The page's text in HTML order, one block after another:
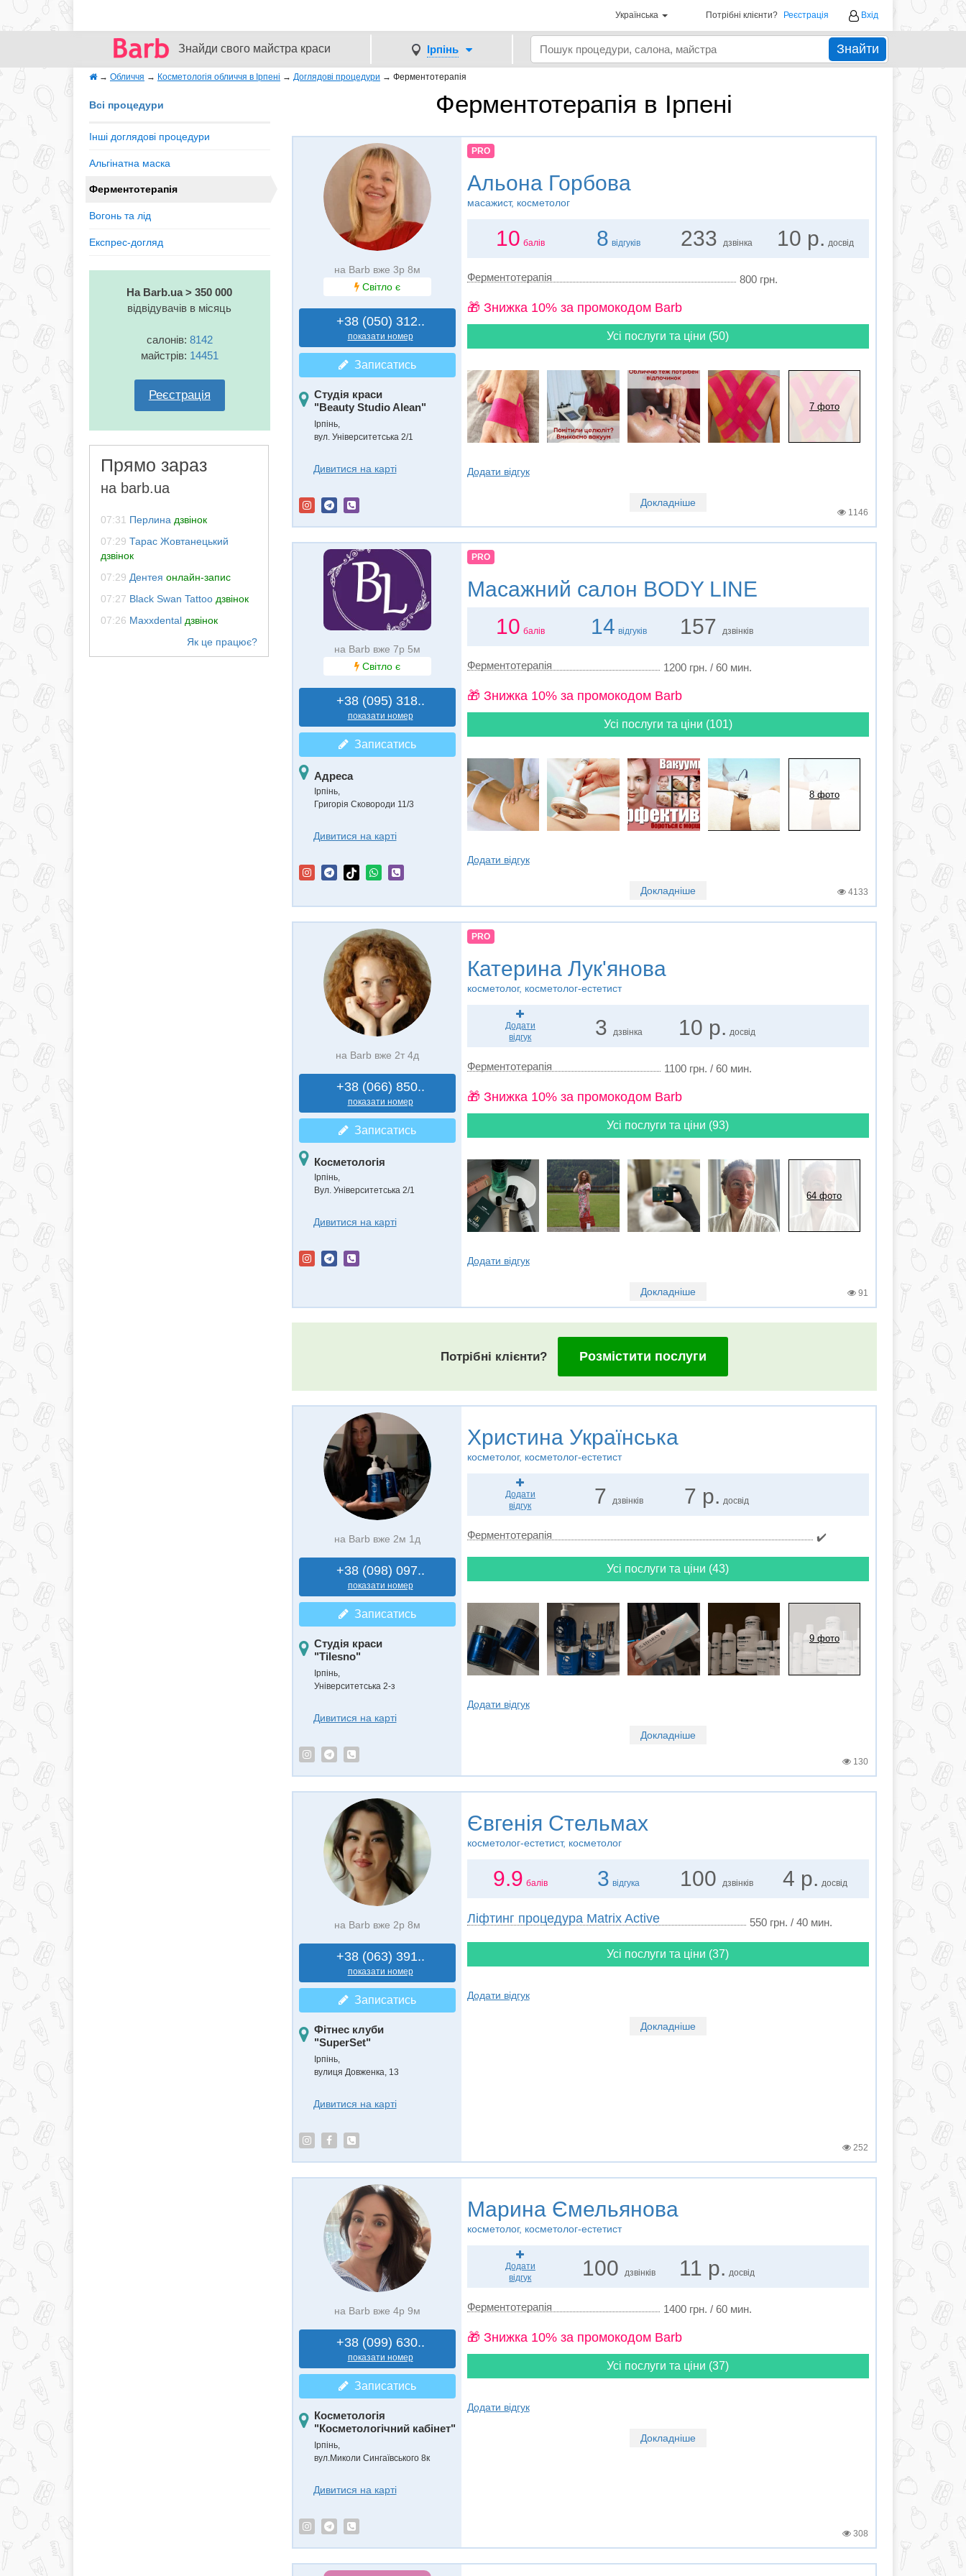
Українська Потрібні клієнти? Реєстрація Вхід
Знайди свого майстра краси Ірпінь Знайти
→ Обличчя → Косметологія обличчя в Ірпені → Доглядові процедури → Ферментотерапія
Ферментотерапія в Ірпені
Всі процедури
Інші доглядові процедури
Альгінатна маска
Ферментотерапія
Вогонь та лід
Експрес-догляд
На Barb.ua > 350 000
відвідувачів в місяць
салонів: 8142
майстрів: 14451
Реєстрація
Прямо зараз
на barb.ua
07:31 Перлина дзвінок
07:29 Тарас Жовтанецький
дзвінок
07:29 Дентея онлайн-запис
07:27 Black Swan Tattoo дзвінок
07:26 Maxxdental дзвінок
на Barb вже 3р 8м
Світло є
+38 (050) 312..
показати номер
Записатись
Студія краси
"Beauty Studio Alean"
Ірпінь,
вул. Університетська 2/1
Дивитися на карті
PRO
Альона Горбова
масажист, косметолог
10 балів 8 відгуків 233 дзвінка 10 р. досвід
Ферментотерапія 800 грн.
🎁 Знижка 10% за промокодом Barb
Усі послуги та ціни (50)
7 фото
Додати відгук
Докладніше
1146
на Barb вже 7р 5м
Світло є
+38 (095) 318..
показати номер
Записатись
Адреса
Ірпінь,
Григорія Сковороди 11/3
Дивитися на карті
PRO
Масажний салон BODY LINE
10 балів 14 відгуків 157 дзвінків
Ферментотерапія 1200 грн. / 60 мин.
🎁 Знижка 10% за промокодом Barb
Усі послуги та ціни (101)
8 фото
Додати відгук
Докладніше 4133
на Barb вже 2т 4д
+38 (066) 850..
показати номер
Записатись
Косметологія
Ірпінь,
Вул. Університетська 2/1
Дивитися на карті
PRO
Катерина Лук'янова
косметолог, косметолог-естетист
Додати
відгук
3 дзвінка 10 р. досвід
Ферментотерапія 1100 грн. / 60 мин.
🎁 Знижка 10% за промокодом Barb
Усі послуги та ціни (93)
64 фото
Додати відгук
Докладніше 91
Потрібні клієнти? Розмістити послуги
на Barb вже 2м 1д
+38 (098) 097..
показати номер
Записатись
Студія краси
"Tilesno"
Ірпінь,
Університетська 2-з
Дивитися на карті
Христина Українська
косметолог, косметолог-естетист
Додати
відгук
7 дзвінків 7 р. досвід
Ферментотерапія ✔️
Усі послуги та ціни (43)
9 фото
Додати відгук
Докладніше
130
на Barb вже 2р 8м
+38 (063) 391..
показати номер
Записатись
Фітнес клуби
"SuperSet"
Ірпінь,
вулиця Довженка, 13
Дивитися на карті
Євгенія Стельмах
косметолог-естетист, косметолог
9.9 балів 3 відгука 100 дзвінків 4 р. досвід
Ліфтинг процедура Matrix Active 550 грн. / 40 мин.
Усі послуги та ціни (37)
Додати відгук
Докладніше
252
на Barb вже 4р 9м
+38 (099) 630..
показати номер
Записатись
Косметологія
"Косметологічний кабінет"
Ірпінь,
вул.Миколи Сингаївського 8к
Дивитися на карті
Марина Ємельянова
косметолог, косметолог-естетист
Додати
відгук
100 дзвінків 11 р. досвід
Ферментотерапія 1400 грн. / 60 мин.
🎁 Знижка 10% за промокодом Barb
Усі послуги та ціни (37)
Додати відгук
Докладніше
308